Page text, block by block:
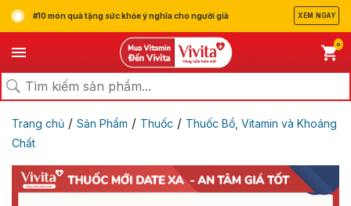
#10 món quà tặng sức khỏe ý nghĩa cho người già XEM NGAY
0
Trang chủ / Sản Phẩm / Thuốc / Thuốc Bổ, Vitamin và Khoáng
Chất